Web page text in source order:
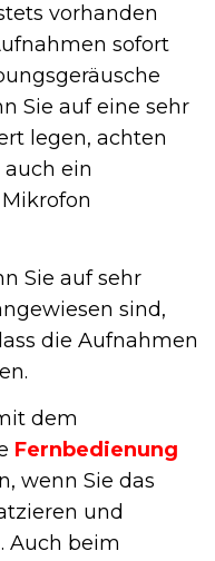
vorhanden
sofort
Sie auf eine sehr
legen, achten
ein
Sie auf sehr
sind,
die Aufnahmen
dem
Fernbedienung
wenn Sie das
und
Auch beim